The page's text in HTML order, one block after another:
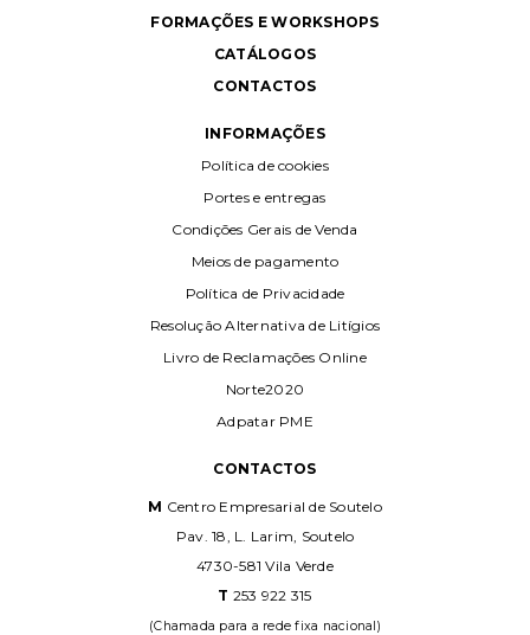
FORMAÇÕES E WORKSHOPS
CATÁLOGOS
CONTACTOS
INFORMAÇÕES
Política de cookies
Portes e entregas
Condições Gerais de Venda
Meios de pagamento
Política de Privacidade
Resolução Alternativa de Litígios
Livro de Reclamações Online
Norte2020
Adpatar PME
CONTACTOS
M Centro Empresarial de Soutelo
Pav. 18, L. Larim, Soutelo
4730-581 Vila Verde
T 253 922 315
(Chamada para a rede fixa nacional)